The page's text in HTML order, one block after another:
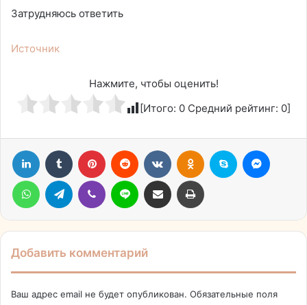
Затрудняюсь ответить
Источник
Нажмите, чтобы оценить!
[Итого: 0 Средний рейтинг: 0]
LinkedIn Tumblr Pinterest Reddit ВконтактеОдноклассники
Skype
WhatsAppTelegram Viber Line Поделиться через электронную почту Печатать
Добавить комментарий
Ваш адрес email не будет опубликован. Обязательные поля